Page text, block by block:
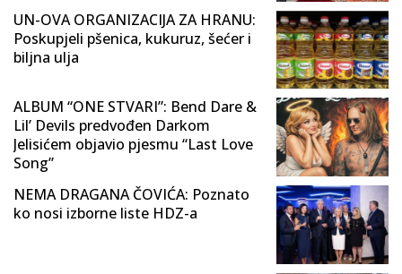
UN-OVA ORGANIZACIJA ZA HRANU:
Poskupjeli pšenica, kukuruz, šećer i
biljna ulja
ALBUM “ONE STVARI”: Bend Dare &
Lil’ Devils predvođen Darkom
Jelisićem objavio pjesmu “Last Love
Song”
NEMA DRAGANA ČOVIĆA: Poznato
ko nosi izborne liste HDZ-a